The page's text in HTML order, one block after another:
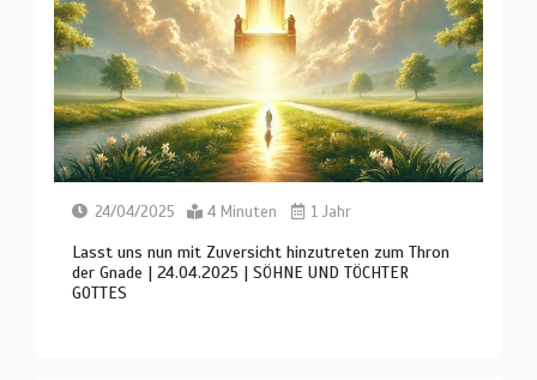
24/04/2025 4 Minuten 1 Jahr
Lasst uns nun mit Zuversicht hinzutreten zum Thron
der Gnade | 24.04.2025 | SÖHNE UND TÖCHTER
GOTTES